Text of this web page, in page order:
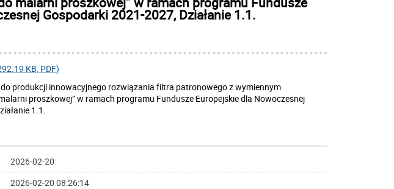
Gospodarki 2021-2027, Działanie 1.1.
KB, PDF)
produkcji innowacyjnego rozwiązania filtra patronowego z wymiennym
proszkowej” w ramach programu Fundusze Europejskie dla Nowoczesnej
1.1.
2026-02-20
2026-02-20 08:26:14